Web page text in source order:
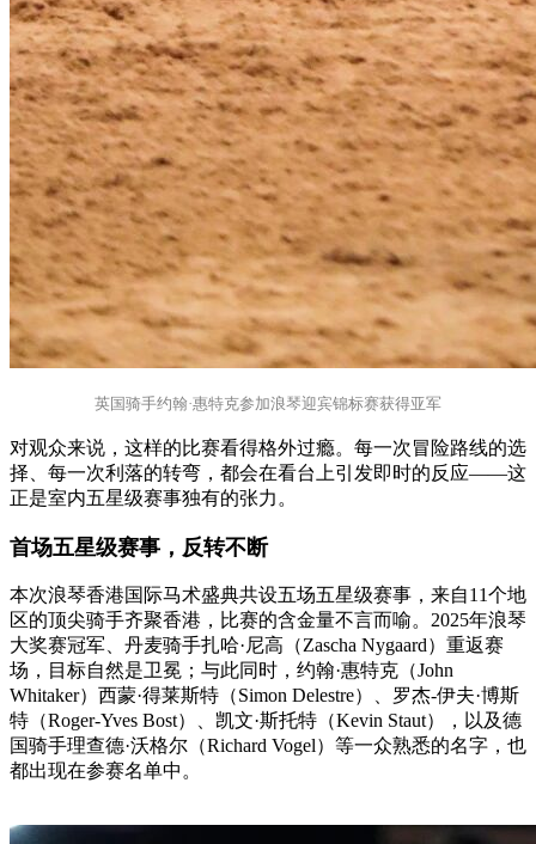
英国骑手约翰·惠特克参加浪琴迎宾锦标赛获得亚军
对观众来说，这样的比赛看得格外过瘾。每一次冒险路线的选
择、每一次利落的转弯，都会在看台上引发即时的反应——这
正是室内五星级赛事独有的张力。
首场五星级赛事，反转不断
本次浪琴香港国际马术盛典共设五场五星级赛事，来自11个地
区的顶尖骑手齐聚香港，比赛的含金量不言而喻。2025年浪琴
大奖赛冠军、丹麦骑手扎哈·尼高（Zascha Nygaard）重返赛
场，目标自然是卫冕；与此同时，约翰·惠特克（John
Whitaker）西蒙·得莱斯特（Simon Delestre）、罗杰-伊夫·博斯
特（Roger-Yves Bost）、凯文·斯托特（Kevin Staut），以及德
国骑手理查德·沃格尔（Richard Vogel）等一众熟悉的名字，也
都出现在参赛名单中。